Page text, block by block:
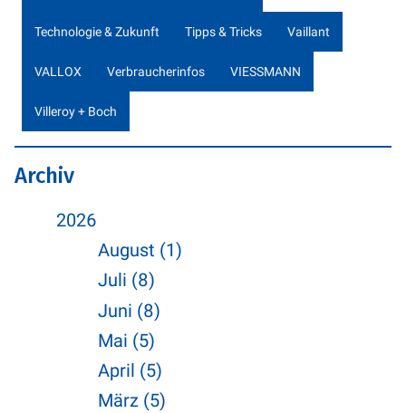
Technologie & Zukunft Tipps & Tricks Vaillant
VALLOX Verbraucherinfos VIESSMANN
Villeroy + Boch
Archiv
2026
August (1)
Juli (8)
Juni (8)
Mai (5)
April (5)
März (5)